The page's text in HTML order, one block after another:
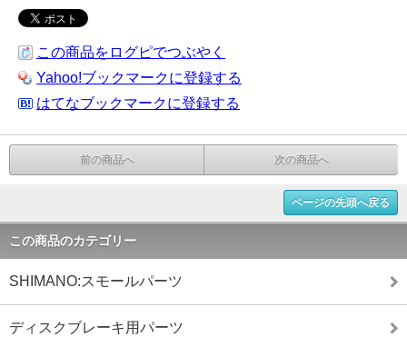
この商品をログピでつぶやく
Yahoo!ブックマークに登録する
はてなブックマークに登録する
前の商品へ 次の商品へ
ページの先頭へ戻る
この商品のカテゴリー
SHIMANO:スモールパーツ
ディスクブレーキ用パーツ